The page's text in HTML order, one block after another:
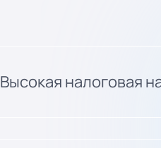
Высокая налоговая